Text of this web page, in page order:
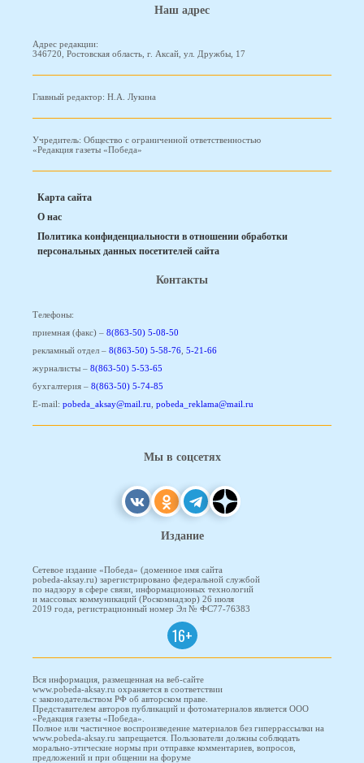
Наш адрес
Адрес редакции:
346720, Ростовская область, г. Аксай, ул. Дружбы, 17
Главный редактор: Н.А. Лукина
Учредитель: Общество с ограниченной ответственностью
«Редакция газеты «Победа»
Карта сайта
О нас
Политика конфиденциальности в отношении обработки
персональных данных посетителей сайта
Контакты
Телефоны:
приемная (факс) – 8(863-50) 5-08-50
рекламный отдел – 8(863-50) 5-58-76 5-21-66
журналисты – 8(863-50) 5-53-65
бухгалтерия – 8(863-50) 5-74-85
E-mail: pobeda_aksay@mail.ru pobeda_reklama@mail.ru
Мы в соцсетях
Издание
Сетевое издание «Победа» (доменное имя сайта
pobeda-aksay.ru) зарегистрировано федеральной службой
по надзору в сфере связи, информационных технологий
и массовых коммуникаций (Роскомнадзор) 26 июля
2019 года, регистрационный номер Эл № ФС77-76383
16+
Вся информация, размещенная на веб-сайте
www.pobeda-aksay.ru охраняется в соответствии
с законодательством РФ об авторском праве.
Представителем авторов публикаций и фотоматериалов является ООО
«Редакция газеты «Победа».
Полное или частичное воспроизведение материалов без гиперрассылки на
www.pobeda-aksay.ru запрещается. Пользователи должны соблюдать
морально-этические нормы при отправке комментариев, вопросов,
предложений и при общении на форуме